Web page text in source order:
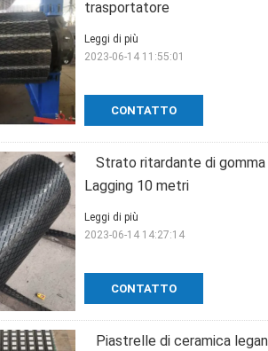
trasportatore
CONTATTO
Leggi di più
2023-06-14 11:55:01
Strato ritardante di
Lagging 10 metri
CONTATTO
Leggi di più
2023-06-14 14:27:14
Piastrelle di ceramica